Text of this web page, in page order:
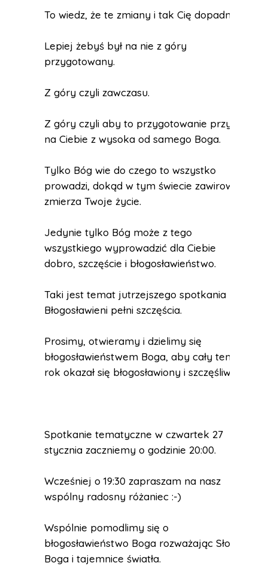
To wiedz, że te zmiany i tak Cię dopadną.
Lepiej żebyś był na nie z góry
przygotowany.
Z góry czyli zawczasu.
Z góry czyli aby to przygotowanie przyszło
na Ciebie z wysoka od samego Boga.
Tylko Bóg wie do czego to wszystko
prowadzi, dokąd w tym świecie zawirowań
zmierza Twoje życie.
Jedynie tylko Bóg może z tego
wszystkiego wyprowadzić dla Ciebie
dobro, szczęście i błogosławieństwo.
Taki jest temat jutrzejszego spotkania -
Błogosławieni pełni szczęścia.
Prosimy, otwieramy i dzielimy się
błogosławieństwem Boga, aby cały ten
rok okazał się błogosławiony i szczęśliwy.
Spotkanie tematyczne w czwartek 27
stycznia zaczniemy o godzinie 20:00.
Wcześniej o 19:30 zapraszam na nasz
wspólny radosny różaniec :-)
Wspólnie pomodlimy się o
błogosławieństwo Boga rozważając Słowo
Boga i tajemnice światła.